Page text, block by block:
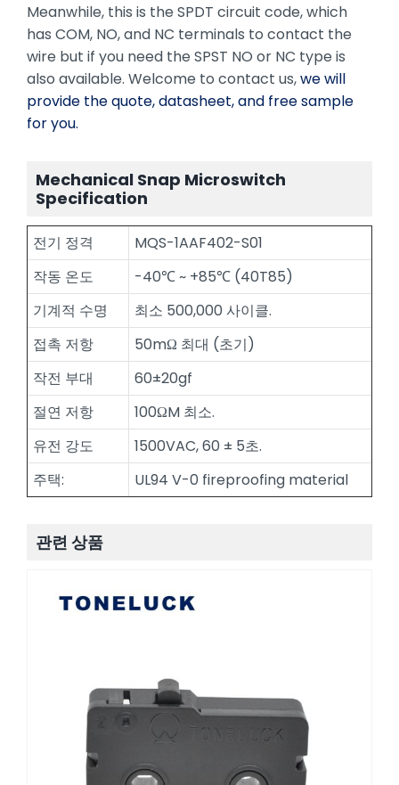
Meanwhile, this is the SPDT circuit code, which
has COM, NO, and NC terminals to contact the
wire but if you need the SPST NO or NC type is
also available. Welcome to contact us,we will
provide the quote, datasheet, and free sample
for you.
Mechanical Snap Microswitch
Specification
전기 정격
MQS-1AAF402-S01
작동 온도
-40℃ ~ +85℃ (40T85)
기계적 수명
최소 500,000 사이클.
접촉 저항
50mΩ 최대 (초기)
작전 부대
60±20gf
절연 저항
100ΩM 최소.
유전 강도
1500VAC, 60 ± 5초.
주택:
UL94 V-0 fireproofing material
관련 상품
TONELUCK 전기 푸시로드 마이크로 스위치 전
기 액추에이터 마이크로 스위치